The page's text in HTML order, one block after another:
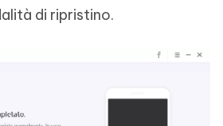
di ripristino.